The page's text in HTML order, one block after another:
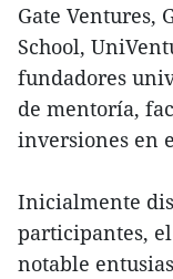
Gate Ventures,
School,
fundadores
de mentoría,
inversiones en
Inicialmente
participantes,
notable